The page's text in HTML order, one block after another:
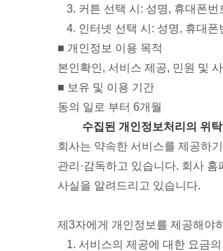
커튼 선택 시: 성명, 휴대폰
인터넷 선택 시: 성명, 휴대
■ 개인정보 이용 목적
본인확인, 서비스 제공, 민원 및
■ 보유 및 이용 기간
동의 일로 부터 6개월
수집된 개인정보처리의 위탁
회사는 약속한 서비스를 제공하
관리·감독하고 있습니다. 회사
사실을 알려드리고 있습니다.
제3자에게 개인정보를 제공해야
서비스의 제공에 대한 요금